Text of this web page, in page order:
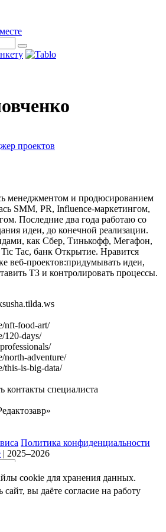
проектов
менеджментом и продюсированием
SMM, PR, Influence-маркетингом,
Последние два года работаю со
идеи, до конечной реализации.
как Сбер, Тинькофф, Мегафон,
Tac, банк Открытие. Нравится
веб-проектов:придумывать идеи,
ТЗ и контролировать процессы.
nft-food-art/
120-days/
north-adventure/
this-is-big-data/
контакты специалиста
Политика конфиденциальности
| 2025–2026
cookie для хранения данных.
вы даёте согласие на работу
багрепорты
| 2024